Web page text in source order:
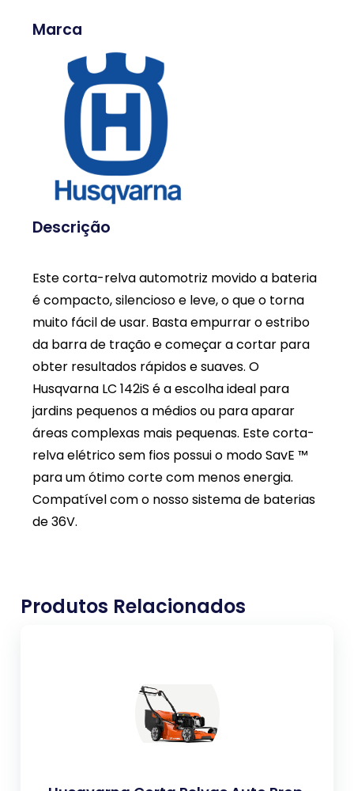
Marca
Descrição
Este corta-relva automotriz movido a bateria
é compacto, silencioso e leve, o que o torna
muito fácil de usar. Basta empurrar o estribo
da barra de tração e começar a cortar para
obter resultados rápidos e suaves. O
Husqvarna LC 142iS é a escolha ideal para
jardins pequenos a médios ou para aparar
áreas complexas mais pequenas. Este corta-
relva elétrico sem fios possui o modo SavE ™
para um ótimo corte com menos energia.
Compatível com o nosso sistema de baterias
de 36V.
Produtos Relacionados